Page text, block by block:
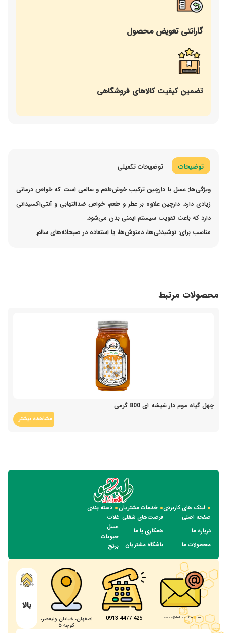
گارانتی تعویض محصول
تضمین کیفیت کالاهای فروشگاهی
توضیحات توضیحات تکمیلی
ویژگی‌ها:عسل با دارچین ترکیب خوش‌طعم و سالمی است که خواص درمانی
زیادی دارد. دارچین علاوه بر عطر و طعم، خواص ضدالتهابی و آنتی‌اکسیدانی
دارد که باعث تقویت سیستم ایمنی بدن می‌شود.
مناسب برای: نوشیدنی‌ها، دمنوش‌ها، یا استفاده در صبحانه‌های سالم.
محصولات مرتبط
چهل گیاه موم دار شیشه ای 800 گرمی
مشاهده بیشتر
لینک های کاربردی
صفحه اصلی
درباره ما
محصولات ما
خدمات مشتریان
فرصت‌های شغلی
همکاری با ما
باشگاه مشتریان
دسته بندی
غلات
عسل
حبوبات
برنج
sales@delbestofood.com
425 4477 0913
اصفهان، خیابان ولیعصر،
کوچه ۵
بالا